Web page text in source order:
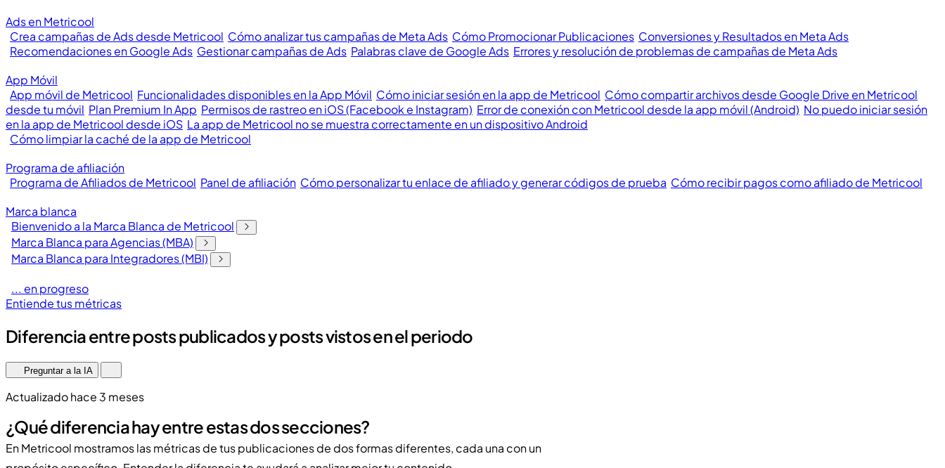
Ads en Metricool
Crea campañas de Ads desde Metricool Cómo analizar tus campañas de Meta Ads Cómo Promocionar Publicaciones Conversiones y Resultados en Meta Ads
Recomendaciones en Google Ads Gestionar campañas de Ads Palabras clave de Google Ads Errores y resolución de problemas de campañas de Meta Ads
App Móvil
App móvil de Metricool Funcionalidades disponibles en la App Móvil Cómo iniciar sesión en la app de Metricool Cómo compartir archivos desde Google Drive en Metricool
desde tu móvil Plan Premium In App Permisos de rastreo en iOS (Facebook e Instagram) Error de conexión con Metricool desde la app móvil (Android) No puedo iniciar sesión
en la app de Metricool desde iOS La app de Metricool no se muestra correctamente en un dispositivo Android
Cómo limpiar la caché de la app de Metricool
Programa de afiliación
Programa de Afiliados de Metricool Panel de afiliación Cómo personalizar tu enlace de afiliado y generar códigos de prueba Cómo recibir pagos como afiliado de Metricool
Marca blanca
Bienvenido a la Marca Blanca de Metricool
Marca Blanca para Agencias (MBA)
Marca Blanca para Integradores (MBI)
... en progreso
Entiende tus métricas
Diferencia entre posts publicados y posts vistos en el periodo
Preguntar a la IA
Actualizado hace 3 meses
¿Qué diferencia hay entre estas dos secciones?
En Metricool mostramos las métricas de tus publicaciones de dos formas diferentes, cada una con un